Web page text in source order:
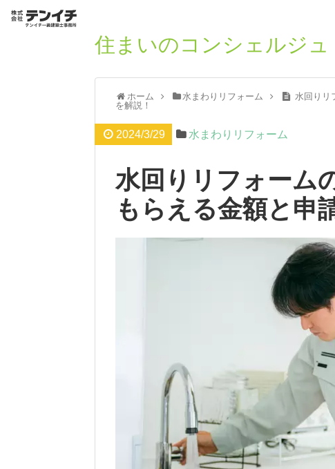
住まいのコンシェルジュ
ホーム 水まわりリフォーム
水回りリ
を解説！
2024/3/29 水まわりリフォーム
水回りリフォーム
もらえる金額と申